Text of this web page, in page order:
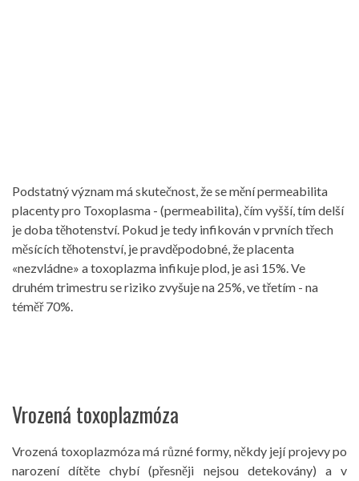
Podstatný význam má skutečnost, že se mění permeabilita
placenty pro Toxoplasma - (permeabilita), čím vyšší, tím delší
je doba těhotenství. Pokud je tedy infikován v prvních třech
měsících těhotenství, je pravděpodobné, že placenta
«nezvládne» a toxoplazma infikuje plod, je asi 15%. Ve
druhém trimestru se riziko zvyšuje na 25%, ve třetím - na
téměř 70%.
Vrozená toxoplazmóza
Vrozená toxoplazmóza má různé formy, někdy její projevy po
narození dítěte chybí (přesněji nejsou detekovány) a v